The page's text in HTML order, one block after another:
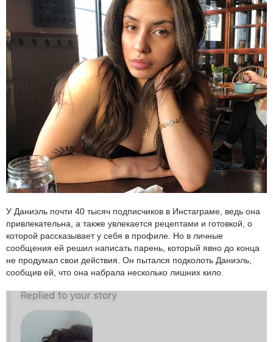
У Даниэль почти 40 тысяч подписчиков в Инстаграме, ведь она
привлекательна, а также увлекается рецептами и готовкой, о
которой рассказывает у себя в профиле. Но в личные
сообщения ей решил написать парень, который явно до конца
не продумал свои действия. Он пытался подколоть Даниэль,
сообщив ей, что она набрала несколько лишних кило.